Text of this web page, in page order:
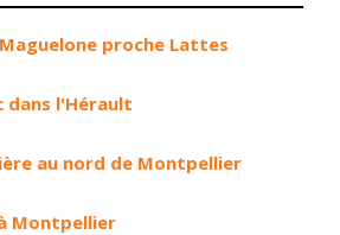
proche Lattes
dans l'Hérault
au nord de Montpellier
Montpellier